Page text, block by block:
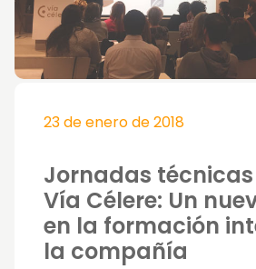
23 de enero de 2018
Jornadas técnicas
Vía Célere: Un
en la formación
la compañía